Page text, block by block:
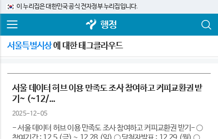
이 누리집은 대한민국 공식 전자정부 누리집입니다.
행정
서울특별시상에 대한 태그클라우드
서울 데이터 허브 이용 만족도 조사 참여하고 커피교환권 받
기~ (~12/...
2025-12-05
- 서울 데이터 허브 이용 만족도 조사 참여하고 커피교환권 받기- ○